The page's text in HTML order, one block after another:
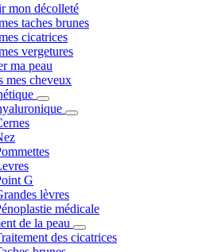
mon décolleté
taches brunes
cicatrices
vergetures
ma peau
mes cheveux
G
lèvres
médicale
de la peau
des cicatrices